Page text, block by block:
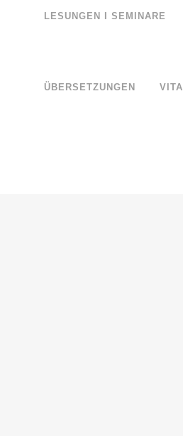
LESUNGEN I SEMINARE
ÜBERSETZUNGEN VITA